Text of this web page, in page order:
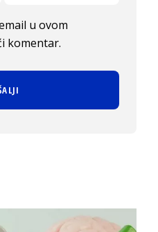
u ovom
komentar.